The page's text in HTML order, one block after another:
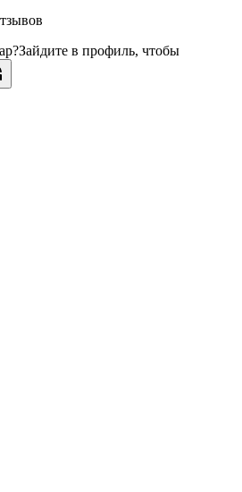
Зайдите в профиль, чтобы